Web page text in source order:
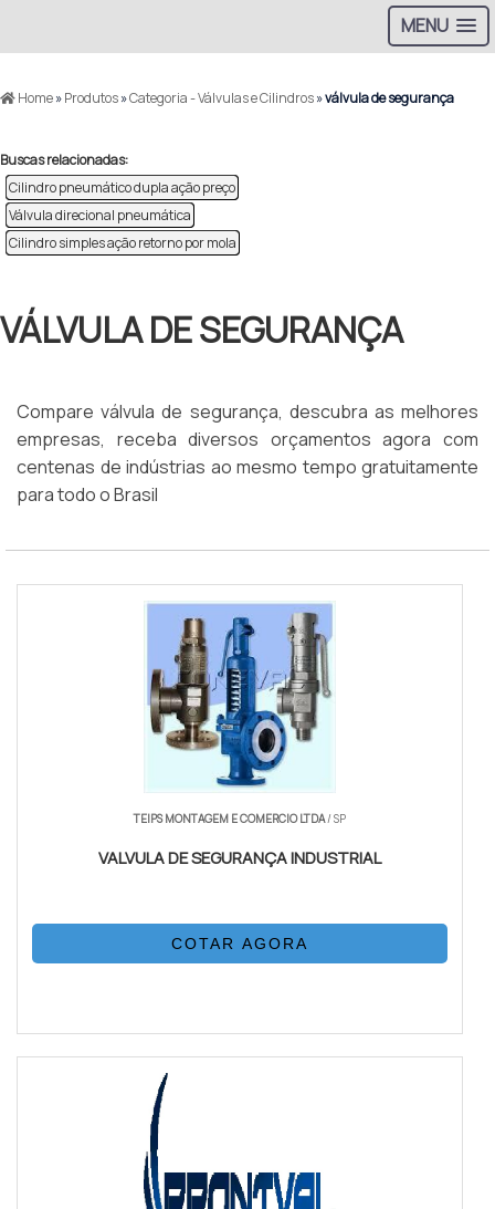
MENU
Home»Produtos»Categoria - Válvulas e Cilindros»válvula de segurança
Buscas relacionadas:
Cilindro pneumático dupla ação preço
Válvula direcional pneumática
Cilindro simples ação retorno por mola
VÁLVULA DE SEGURANÇA
Compare válvula de segurança, descubra as melhores
empresas, receba diversos orçamentos agora com
centenas de indústrias ao mesmo tempo gratuitamente
para todo o Brasil
TEIPS MONTAGEM E COMERCIO LTDA/ SP
VALVULA DE SEGURANÇA INDUSTRIAL
COTAR AGORA